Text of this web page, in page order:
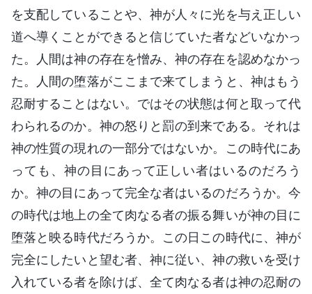
を支配していることや、神が人々に光を与え正しい
道へ導くことができると信じていた者などいなかっ
た。人間は神の存在を憎み、神の存在を認めなかっ
た。人間の堕落がここまで来てしまうと、神はもう
忍耐することはない。ではその状態は何と取って代
わられるのか。神の怒りと罰の到来である。それは
神の性質の現れの一部分ではないか。この時代にあ
っても、神の目にあって正しい者はいるのだろう
か。神の目にあって完全な者はいるのだろうか。今
の時代は地上の全て肉なる者の振る舞いが神の目に
堕落と映る時代だろうか。この日この時代に、神が
完全にしたいと望む者、神に従い、神の救いを受け
入れている者を除けば、全て肉なる者は神の忍耐の